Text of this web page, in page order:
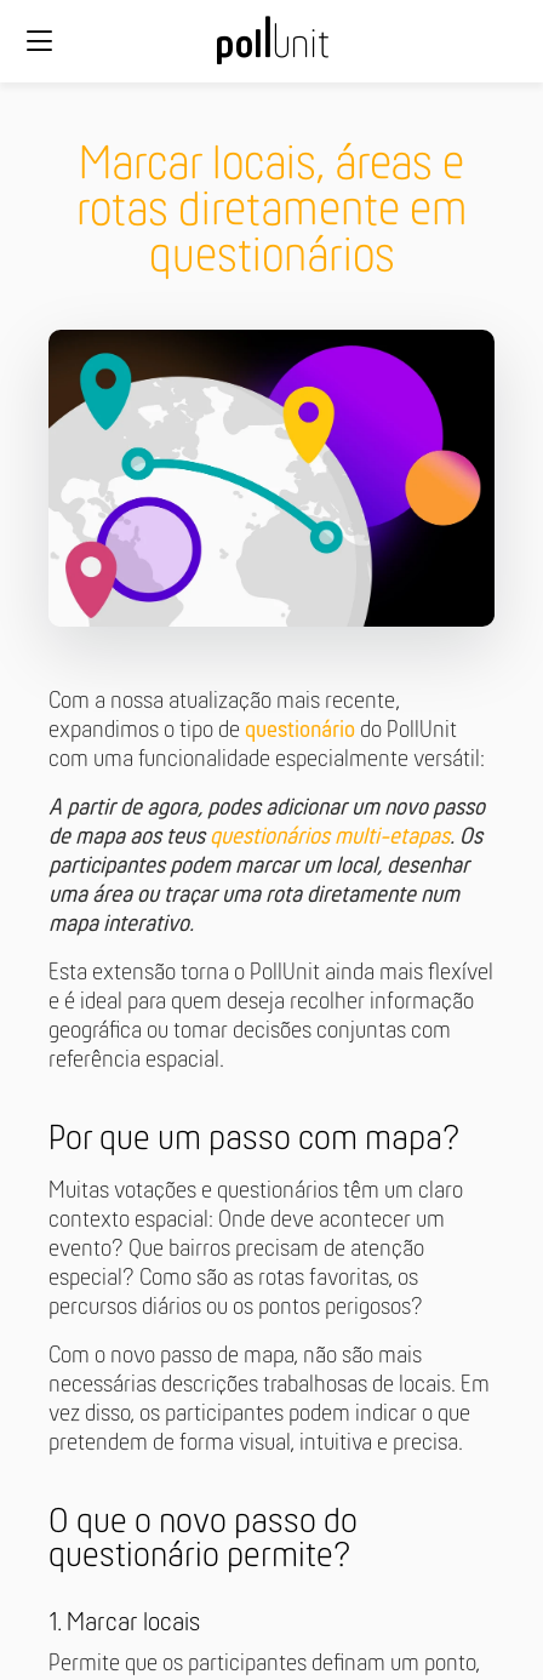
Marcar locais, áreas e
rotas diretamente em
questionários
Com a nossa atualização mais recente,
expandimos o tipo de questionário do PollUnit
com uma funcionalidade especialmente versátil:
A partir de agora, podes adicionar um novo passo
de mapa aos teusquestionários multi-etapas. Os
participantes podem marcar um local, desenhar
uma área ou traçar uma rota diretamente num
mapa interativo.
Esta extensão torna o PollUnit ainda mais flexível
e é ideal para quem deseja recolher informação
geográfica ou tomar decisões conjuntas com
referência espacial.
Por que um passo com mapa?
Muitas votações e questionários têm um claro
contexto espacial: Onde deve acontecer um
evento? Que bairros precisam de atenção
especial? Como são as rotas favoritas, os
percursos diários ou os pontos perigosos?
Com o novo passo de mapa, não são mais
necessárias descrições trabalhosas de locais. Em
vez disso, os participantes podem indicar o que
pretendem de forma visual, intuitiva e precisa.
O que o novo passo do
questionário permite?
1. Marcar locais
Permite que os participantes definam um ponto,